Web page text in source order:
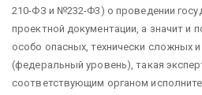
210-ФЗ и №232-Ф3) о проведении
проектной документации, а значит и
особо опасных, технически сложных
(федеральный уровень), такая
соответствующим органом